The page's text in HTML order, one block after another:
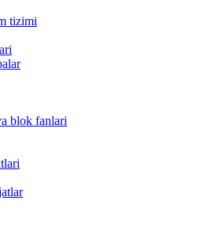
tizimi
blok fanlari